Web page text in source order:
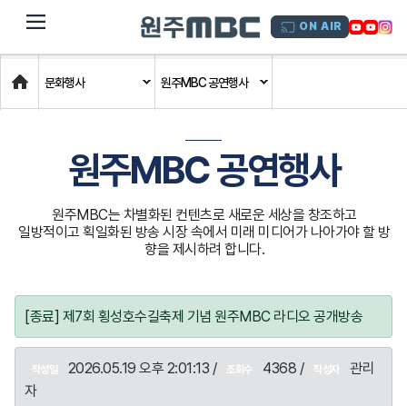
dehaze ON AIR
Home
문화행사 원주MBC 공연행사
원주MBC 공연행사
원주MBC는 차별화된 컨텐츠로 새로운 세상을 창조하고
일방적이고 획일화된 방송 시장 속에서 미래 미디어가 나아가야 할 방
향을 제시하려 합니다.
[종료] 제7회 횡성호수길축제 기념 원주MBC 라디오 공개방송
작성일 2026.05.19 오후 2:01:13 / 조회수 4368 / 작성자
관리
자